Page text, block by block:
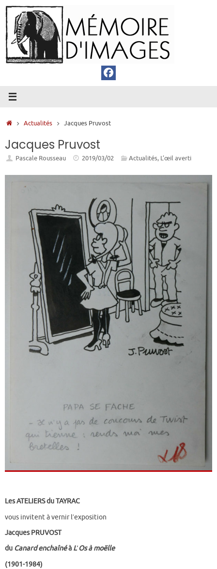
Passer
au
contenu
Accueil
Actualités Jacques Pruvost
Jacques Pruvost
Pascale Rousseau 2019/03/02 Actualités, L’œil averti
Les ATELIERS du TAYRAC
vous invitent à vernir l′exposition
Jacques PRUVOST
du Canard enchaînéà L′Os à moëlle
(1901-1984)